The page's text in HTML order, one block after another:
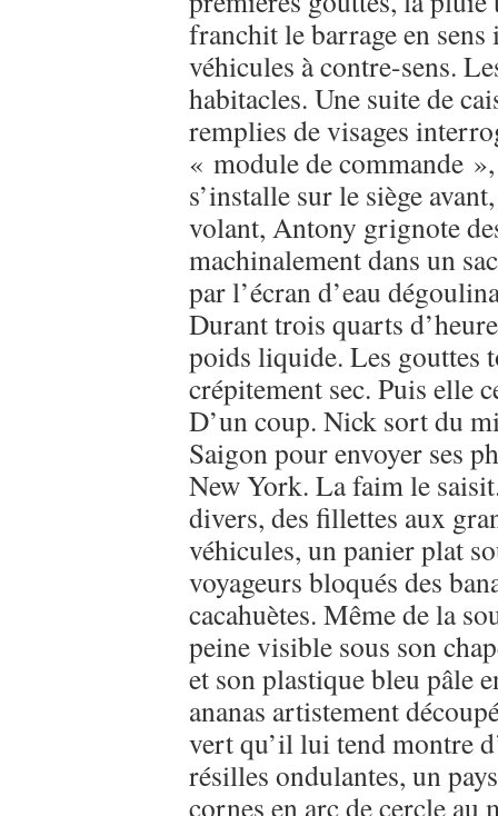
franchit le barrage en
véhicules à contre-sens.
habitacles. Une suite de
remplies de visages
« module de commande
s’installe sur le siège
volant, Antony grignote
machinalement dans un
par l’écran d’eau
Durant trois quarts
poids liquide. Les gouttes
crépitement sec. Puis elle
D’un coup. Nick sort du
Saigon pour envoyer ses
New York. La faim le
divers, des fillettes aux
véhicules, un panier plat
voyageurs bloqués des
cacahuètes. Même de la
peine visible sous son
et son plastique bleu pâle
ananas artistement
vert qu’il lui tend montre
résilles ondulantes, un
cornes en arc de cercle